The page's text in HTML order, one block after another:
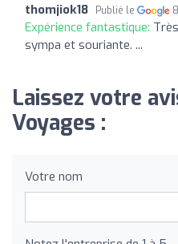
thomjiok18 Publié le
Expérience fantastique:
sympa et souriante. ...
Laissez votre
Voyages :
Votre nom